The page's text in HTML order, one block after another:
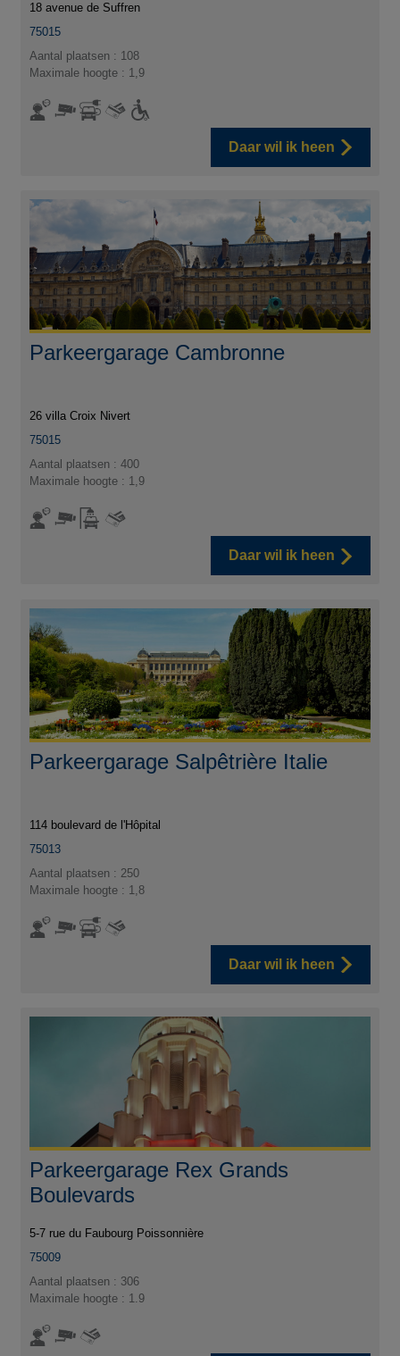
18 avenue de Suffren
75015
Aantal plaatsen : 108
Maximale hoogte : 1,9
Daar wil ik heen
Parkeergarage Cambronne
26 villa Croix Nivert
75015
Aantal plaatsen : 400
Maximale hoogte : 1,9
Daar wil ik heen
Parkeergarage Salpêtrière Italie
114 boulevard de l'Hôpital
75013
Aantal plaatsen : 250
Maximale hoogte : 1,8
Daar wil ik heen
Parkeergarage Rex Grands
Boulevards
5-7 rue du Faubourg Poissonnière
75009
Aantal plaatsen : 306
Maximale hoogte : 1.9